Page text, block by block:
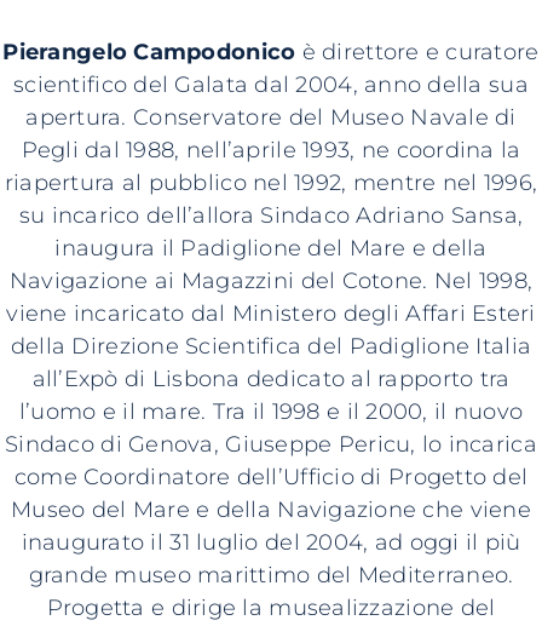
Pierangelo Campodonico è direttore e curatore
scientifico del Galata dal 2004, anno della sua
apertura. Conservatore del Museo Navale di
Pegli dal 1988, nell’aprile 1993, ne coordina la
riapertura al pubblico nel 1992, mentre nel 1996,
su incarico dell’allora Sindaco Adriano Sansa,
inaugura il Padiglione del Mare e della
Navigazione ai Magazzini del Cotone. Nel 1998,
viene incaricato dal Ministero degli Affari Esteri
della Direzione Scientifica del Padiglione Italia
all’Expò di Lisbona dedicato al rapporto tra
l’uomo e il mare. Tra il 1998 e il 2000, il nuovo
Sindaco di Genova, Giuseppe Pericu, lo incarica
come Coordinatore dell’Ufficio di Progetto del
Museo del Mare e della Navigazione che viene
inaugurato il 31 luglio del 2004, ad oggi il più
grande museo marittimo del Mediterraneo.
Progetta e dirige la musealizzazione del